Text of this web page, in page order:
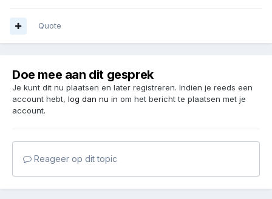
Quote
Doe mee aan dit gesprek
Je kunt dit nu plaatsen en later registreren. Indien je reeds een
account hebt, log dan nu in om het bericht te plaatsen met je
account.
Reageer op dit topic